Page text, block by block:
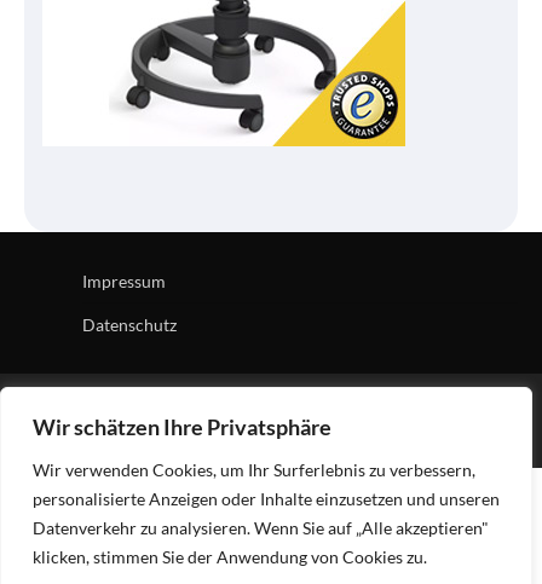
Wir schätzen Ihre Privatsphäre
Wir verwenden Cookies, um Ihr Surferlebnis zu verbessern,
personalisierte Anzeigen oder Inhalte einzusetzen und unseren
Datenverkehr zu analysieren. Wenn Sie auf „Alle akzeptieren"
klicken, stimmen Sie der Anwendung von Cookies zu.
Impressum
Datenschutz
| Powered byWordPress.